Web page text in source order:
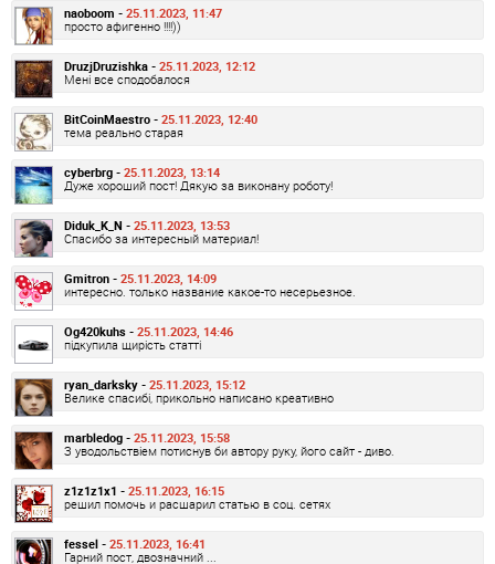
naoboom - 25.11.2023, 11:47
просто афигенно !!!!))
DruzjDruzishka - 25.11.2023, 12:12
Мені все сподобалося
BitCoinMaestro - 25.11.2023, 12:40
тема реально старая
cyberbrg - 25.11.2023, 13:14
Дуже хороший пост! Дякую за виконану роботу!
Diduk_K_N - 25.11.2023, 13:53
Спасибо за интересный материал!
Gmitron - 25.11.2023, 14:09
интересно. только название какое-то несерьезное.
Og420kuhs - 25.11.2023, 14:46
підкупила щирість статті
ryan_darksky - 25.11.2023, 15:12
Велике спасибі, прикольно написано креативно
marbledog - 25.11.2023, 15:58
З уводольствіем потиснув би автору руку, його сайт - диво.
z1z1z1x1 - 25.11.2023, 16:15
решил помочь и расшарил статью в соц. сетях
fessel - 25.11.2023, 16:41
Гарний пост, двозначний ...